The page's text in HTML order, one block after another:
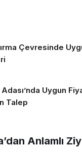
Çevresinde
Uygun
Talep
Anlamlı